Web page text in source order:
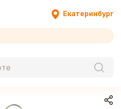
Екатеринбург